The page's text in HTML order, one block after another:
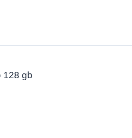
128 gb